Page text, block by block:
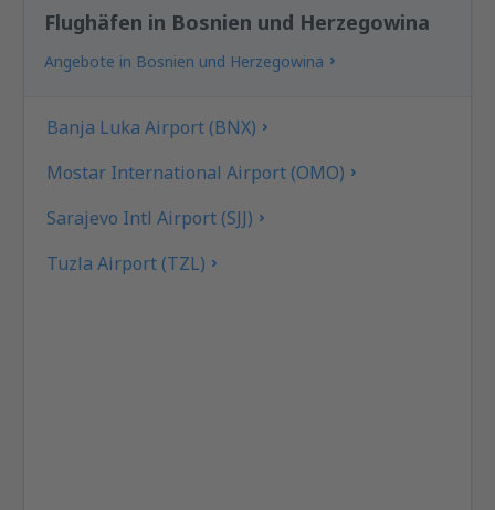
Flughäfen in Bosnien und Herzegowina
Angebote in Bosnien und Herzegowina
Banja Luka Airport (BNX)
Mostar International Airport (OMO)
Sarajevo Intl Airport (SJJ)
Tuzla Airport (TZL)